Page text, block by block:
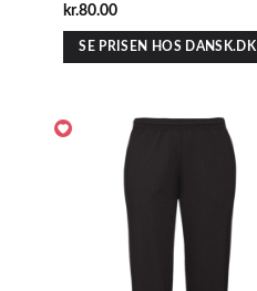
kr.80.00
SE PRISEN HOS DANSK.DK